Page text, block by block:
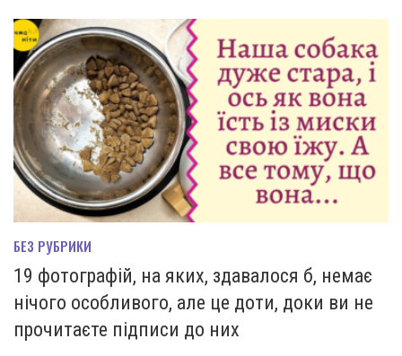
БЕЗ РУБРИКИ
19 фотографій, на яких, здавалося б, немає
нічого особливого, але це доти, доки ви не
прочитаєте підписи до них